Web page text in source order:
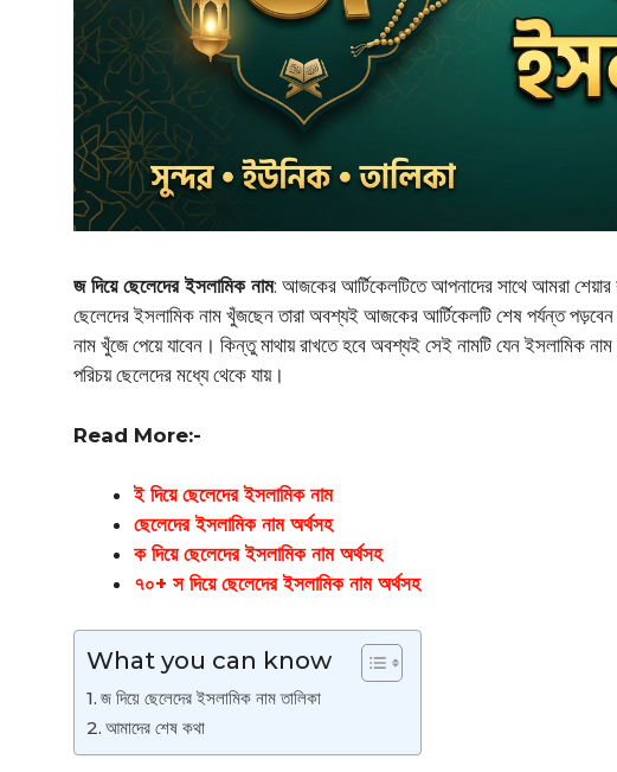
জ দিয়ে ছেলেদের ইসলামিক নাম: আজকের আর্টিকেলটিতে আপনাদের সাথে আমরা শেয়ার
ছেলেদের ইসলামিক নাম খুঁজছেন তারা অবশ্যই আজকের আর্টিকেলটি শেষ পর্যন্ত
নাম খুঁজে পেয়ে যাবেন। কিন্তু মাথায় রাখতে হবে অবশ্যই সেই নামটি যেন ইসলামিক
পরিচয় ছেলেদের মধ্যে থেকে যায়।
Read More:-
ই দিয়ে ছেলেদের ইসলামিক নাম
ছেলেদের ইসলামিক নাম অর্থসহ
ক দিয়ে ছেলেদের ইসলামিক নাম অর্থসহ
৭০+ স দিয়ে ছেলেদের ইসলামিক নাম অর্থসহ
What you can know
জ দিয়ে ছেলেদের ইসলামিক নাম তালিকা
আমাদের শেষ কথা